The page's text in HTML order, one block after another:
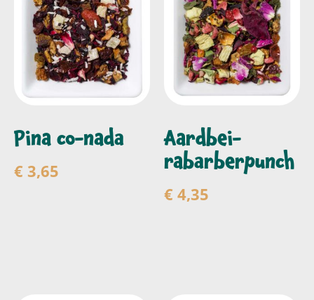
Pina co-nada
€ 3,65
Aardbei-
rabarberpunch
€ 4,35